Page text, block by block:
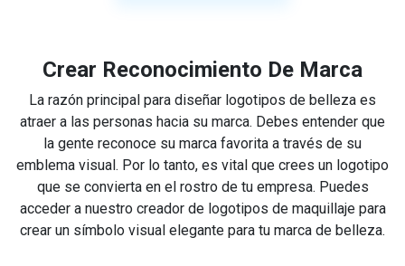
Crear Reconocimiento De Marca
La razón principal para diseñar logotipos de belleza es
atraer a las personas hacia su marca. Debes entender que
la gente reconoce su marca favorita a través de su
emblema visual. Por lo tanto, es vital que crees un logotipo
que se convierta en el rostro de tu empresa. Puedes
acceder a nuestro creador de logotipos de maquillaje para
crear un símbolo visual elegante para tu marca de belleza.